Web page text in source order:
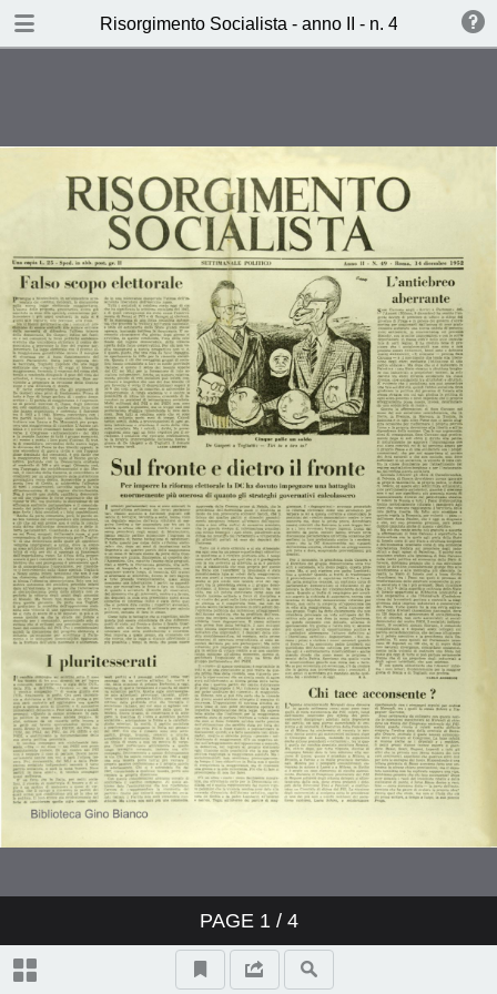
Risorgimento Socialista - anno II - n. 49 - 14
PAGE 1/ 4
TABLE OF CONTENTS
Il dizionario della vera paura
(Renzo Sabrato)
Ieri, Oggi, Domani (L.L.)